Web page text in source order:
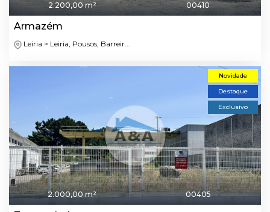
2.200,00 m² 00410
Armazém
Leiria > Leiria, Pousos, Barreir...
Novidade
Destaque
Exclusivo
2.000,00 m² 00405